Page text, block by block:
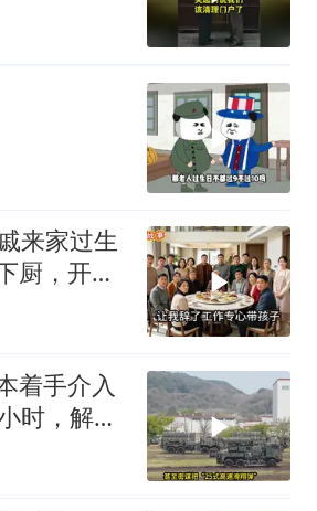
来家过生
厨，开饭
着手介入
时，解放